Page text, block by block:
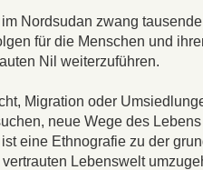
Nordsudan zwang
für die Menschen und
Nil weiterzuführen.
Migration oder
neue Wege des
eine Ethnografie zu der
Lebenswelt